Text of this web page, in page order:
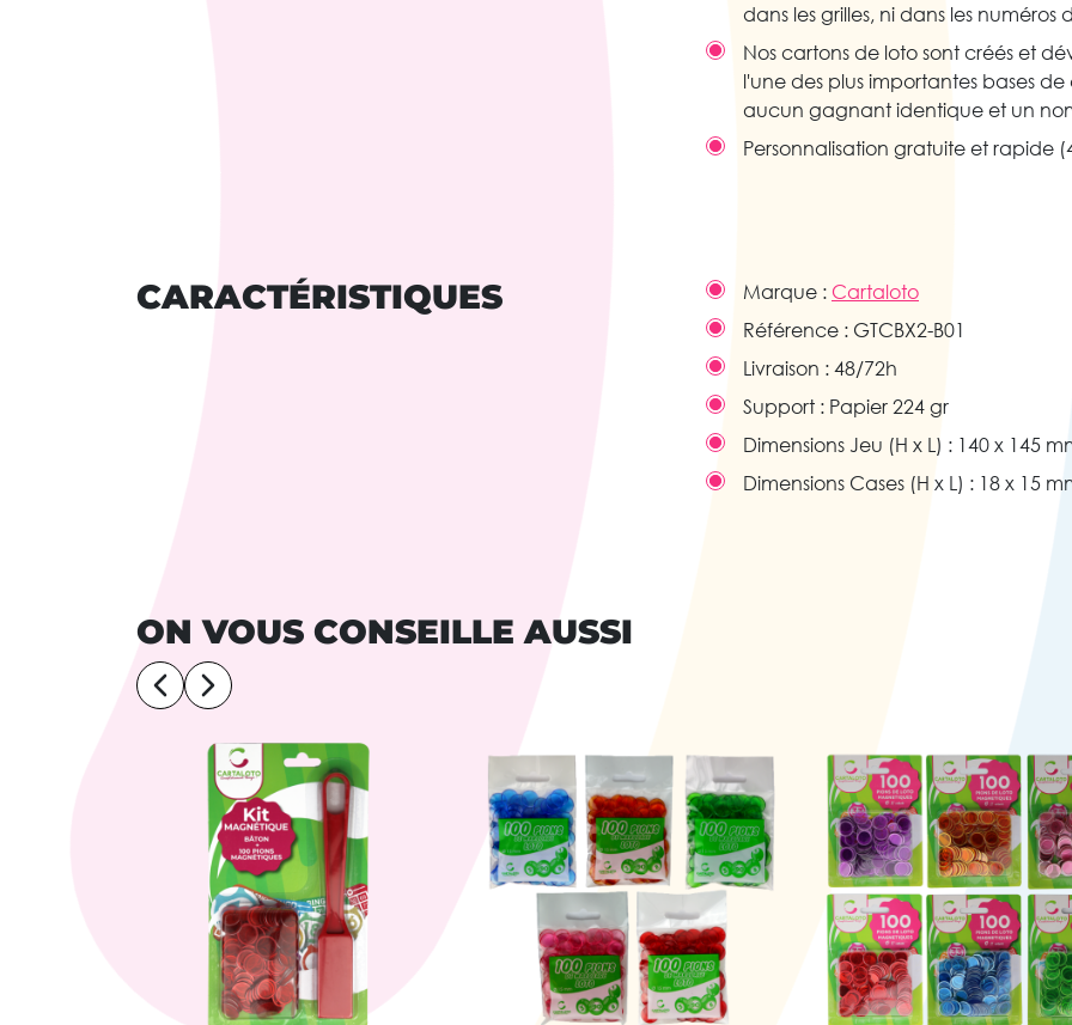
dans les grilles, ni dans les
Nos cartons de loto sont créés et
l'une des plus importantes bases
aucun gagnant identique et un
Personnalisation gratuite et rapide
CARACTÉRISTIQUES Marque : Cartaloto
Référence : GTCBX2-B01
Livraison : 48/72h
Support : Papier 224 gr
Dimensions Jeu (H x L) : 140 x 145
Dimensions Cases (H x L) : 18 x 15
ON VOUS CONSEILLE AUSSI